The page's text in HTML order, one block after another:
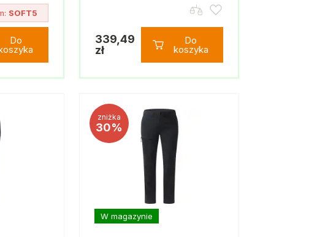
SOFT5
Do
339,49
zł
Do
koszyka
zniżka
30%
W magazynie